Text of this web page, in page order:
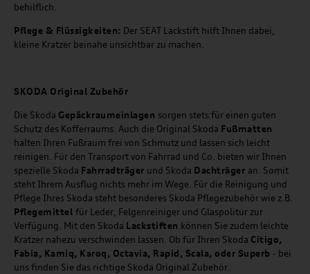
behilflich.
Pflege & Flüssigkeiten: Der SEAT Lackstift hilft Ihnen dabei,
kleine Kratzer beinahe unsichtbar zu machen.
SKODA Original Zubehör
Die Skoda Gepäckraumeinlagen sorgen stets für einen guten
Schutz des Kofferraums. Auch die Original Skoda Fußmatten
halten Ihren Fußraum frei von Schmutz und lassen sich leicht
reinigen. Für den Transport von Fahrrad und Co. bieten wir Ihnen
spezielle Skoda Fahrradträger und Skoda Dachträger an. Somit
steht Ihrem Ausflug nichts mehr im Wege. Für die Reinigung und
Pflege Ihres Skoda steht besonderes Skoda Pflegezubehör wie z.B.
Pflegemittel für Leder, Felgenreiniger und Glaspolitur zur
Verfügung. Mit den Skoda Lackstiften können Sie zudem leichte
Kratzer nahezu verschwinden lassen. Ob für Ihren Skoda Citigo,
Fabia, Kamiq, Karoq, Octavia, Rapid, Scala, oder Superb - bei
uns finden Sie das richtige Skoda Original Zubehör.